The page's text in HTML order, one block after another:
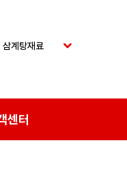
삼계탕재료
한약
센터